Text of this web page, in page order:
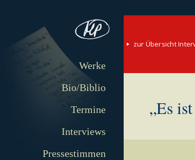
Werke
Bio/Biblio
Termine
Interviews
Pressestimmen
zur Übersicht
„Es